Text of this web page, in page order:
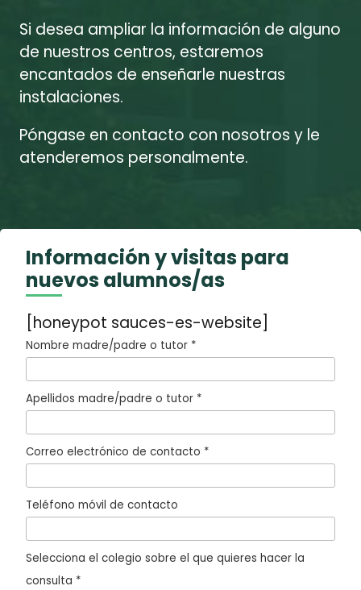
Si desea ampliar la información de alguno
de nuestros centros, estaremos
encantados de enseñarle nuestras
instalaciones.
Póngase en contacto con nosotros y le
atenderemos personalmente.
Información y visitas para
nuevos alumnos/as
[honeypot sauces-es-website]
Nombre madre/padre o tutor *
Apellidos madre/padre o tutor *
Correo electrónico de contacto *
Teléfono móvil de contacto
Selecciona el colegio sobre el que quieres hacer la
consulta *